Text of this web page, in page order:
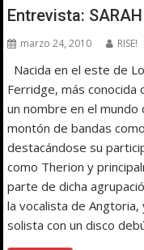
Entrevista:
marzo 24, 2010 RISE!
Nacida en el este de
Ferridge, más conocida
un nombre en el
montón de bandas
destacándose su
como Therion y
parte de dicha
la vocalista de
solista con un disco